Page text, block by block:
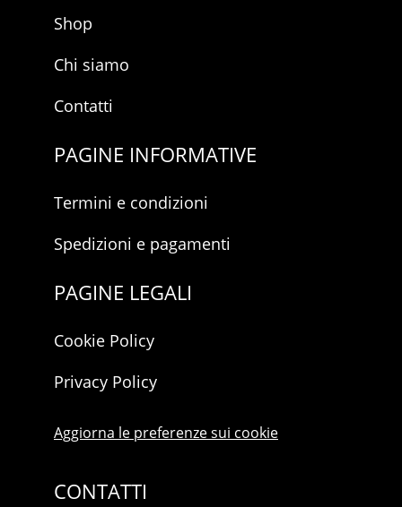
Shop
Chi siamo
Contatti
PAGINE INFORMATIVE
Termini e condizioni
Spedizioni e pagamenti
PAGINE LEGALI
Cookie Policy
Privacy Policy
Aggiorna le preferenze sui cookie
CONTATTI